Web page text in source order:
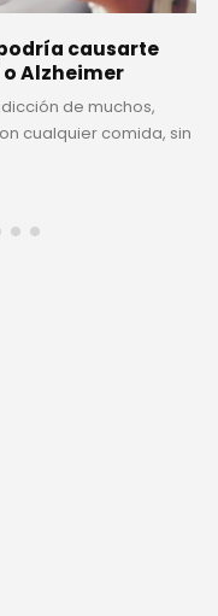
causarte
Alzheimer
de muchos,
cualquier comida, sin